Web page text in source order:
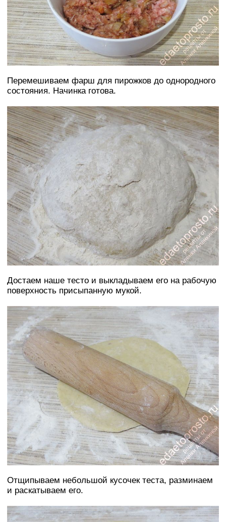
Перемешиваем фарш для пирожков до однородного
состояния. Начинка готова.
Достаем наше тесто и выкладываем его на рабочую
поверхность присыпанную мукой.
Отщипываем небольшой кусочек теста, разминаем
и раскатываем его.